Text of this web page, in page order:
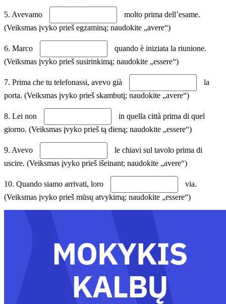
5. Avevamo
molto prima dell’esame.
(Veiksmas įvyko prieš egzaminą; naudokite „avere“)
6. Marco
quando è iniziata la riunione.
(Veiksmas įvyko prieš susirinkimą; naudokite „essere“)
7. Prima che tu telefonassi, avevo già
la
porta. (Veiksmas įvyko prieš skambutį; naudokite „avere“)
8. Lei non
in quella città prima di quel
giorno. (Veiksmas įvyko prieš tą dieną; naudokite „essere“)
9. Avevo
le chiavi sul tavolo prima di
uscire. (Veiksmas įvyko prieš išeinant; naudokite „avere“)
10. Quando siamo arrivati, loro
via.
(Veiksmas įvyko prieš mūsų atvykimą; naudokite „essere“)